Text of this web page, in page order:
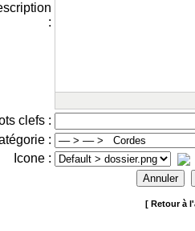
:
clefs :
:
Icone :
[ Retour à